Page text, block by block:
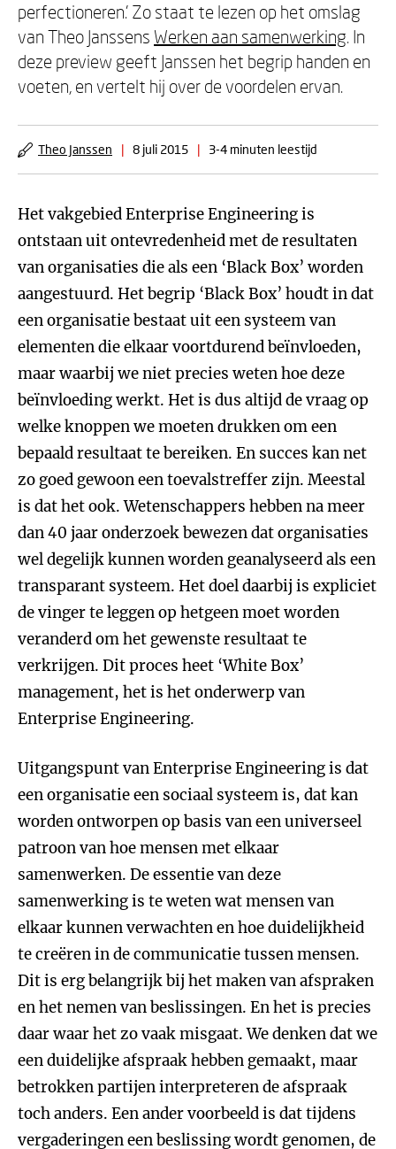
perfectioneren.’ Zo staat te lezen op het omslag
van Theo Janssens Werken aan samenwerking. In
deze preview geeft Janssen het begrip handen en
voeten, en vertelt hij over de voordelen ervan.
Theo Janssen | 8 juli 2015 | 3-4 minuten leestijd
Het vakgebied Enterprise Engineering is
ontstaan ​​uit ontevredenheid met de resultaten
van organisaties die als een ‘Black Box’ worden
aangestuurd. Het begrip ‘Black Box’ houdt in dat
een organisatie bestaat uit een systeem van
elementen die elkaar voortdurend beïnvloeden,
maar waarbij we niet precies weten hoe deze
beïnvloeding werkt. Het is dus altijd de vraag op
welke knoppen we moeten drukken om een ​​
bepaald resultaat te bereiken. En succes kan net
zo goed gewoon een toevalstreffer zijn. Meestal
is dat het ook. Wetenschappers hebben na meer
dan 40 jaar onderzoek bewezen dat organisaties
wel degelijk kunnen worden geanalyseerd als een
transparant systeem. Het doel daarbij is expliciet
de vinger te leggen op hetgeen moet worden
veranderd om het ​​gewenste resultaat te
verkrijgen. Dit proces heet ‘White Box’
management, het is het onderwerp van
Enterprise Engineering.
Uitgangspunt van Enterprise Engineering is dat
een organisatie een sociaal systeem is, dat kan
worden ontworpen op basis van een universeel
patroon van hoe mensen met elkaar
samenwerken. De essentie van deze
samenwerking is te weten wat mensen van
elkaar kunnen verwachten en hoe duidelijkheid
te creëren in de communicatie tussen mensen.
Dit is erg belangrijk bij het maken van afspraken
en het nemen van beslissingen. En het is precies
daar waar het zo vaak misgaat. We denken dat we
een duidelijke afspraak hebben gemaakt, maar
betrokken partijen interpreteren de afspraak
toch anders. Een ander voorbeeld is dat tijdens
vergaderingen een beslissing wordt genomen, de